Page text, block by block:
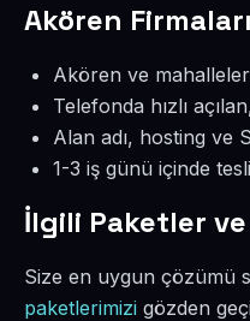
Akören
Akören ve
Telefonda hızlı
Alan adı, hosting ve
1-3 iş günü içinde
İlgili Paketler
Size en uygun çözümü
paketlerimizi gözden